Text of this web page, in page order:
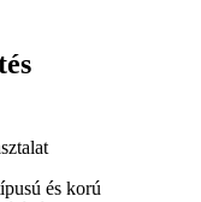
és korú